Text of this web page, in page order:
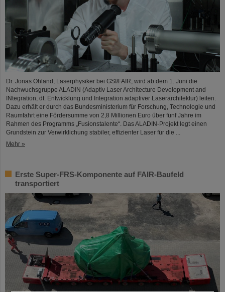
Dr. Jonas Ohland, Laserphysiker bei GSI/FAIR, wird ab dem 1. Juni die
Nachwuchsgruppe ALADIN (Adaptiv Laser Architecture Development and
INtegration, dt. Entwicklung und Integration adaptiver Laserarchitektur) leiten.
Dazu erhält er durch das Bundesministerium für Forschung, Technologie und
Raumfahrt eine Fördersumme von 2,8 Millionen Euro über fünf Jahre im
Rahmen des Programms „Fusionstalente“. Das ALADIN-Projekt legt einen
Grundstein zur Verwirklichung stabiler, effizienter Laser für die ...
Mehr »
Erste Super-FRS-Komponente auf FAIR-Baufeld
transportiert